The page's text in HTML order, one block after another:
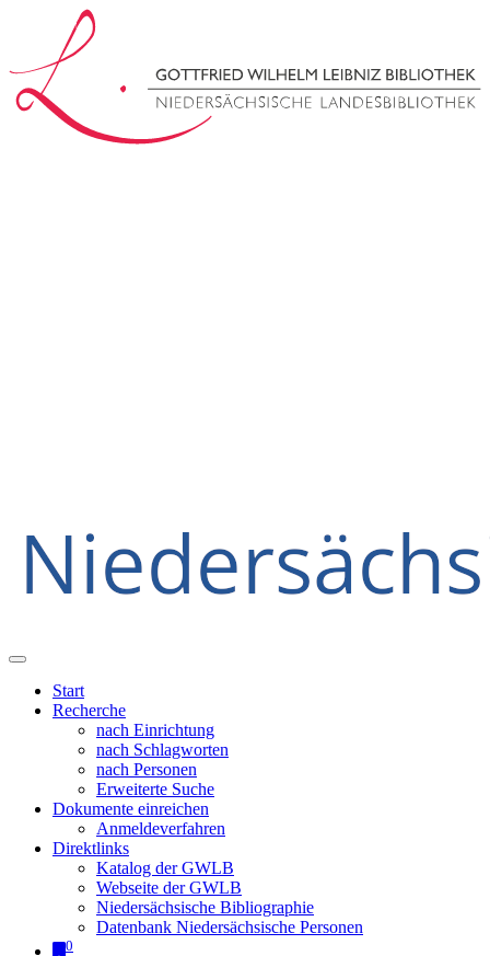
Start
Recherche
nach Einrichtung
nach Schlagworten
nach Personen
Erweiterte Suche
Dokumente einreichen
Anmeldeverfahren
Direktlinks
Katalog der GWLB
Webseite der GWLB
Niedersächsische Bibliographie
Datenbank Niedersächsische Personen
0